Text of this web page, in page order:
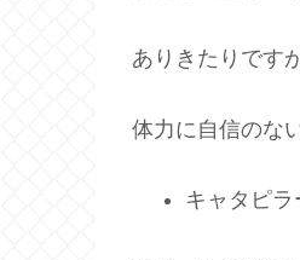
ありきたりです
体力に自信のな
キャタピラ